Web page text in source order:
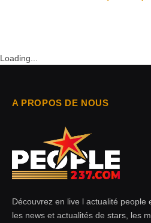
Loading...
A PROPOS DE NOUS
Découvrez en live l actualité people
les news et actualités de stars, les